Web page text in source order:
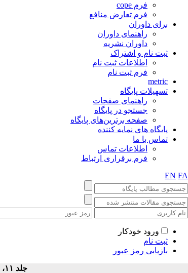
فرم cope
فرم تعارض منافع
برای داوران
راهنمای داوران
داوران نشریه
ثبت نام و اشتراک
اطلاعات ثبت نام
فرم ثبت نام
metric
تسهیلات پایگاه
راهنمای صفحات
جستجو در پایگاه
صفحه برترین‌های پایگاه
پایگاه های نمایه کننده
تماس با ما
اطلاعات تماس
فرم برقراری ارتباط
EN FA
ورود خودکار
ثبت نام
بازیابی رمز عبور
جلد ۱۱، شماره ۴ - ( زمستان ۱۳۹۴ )